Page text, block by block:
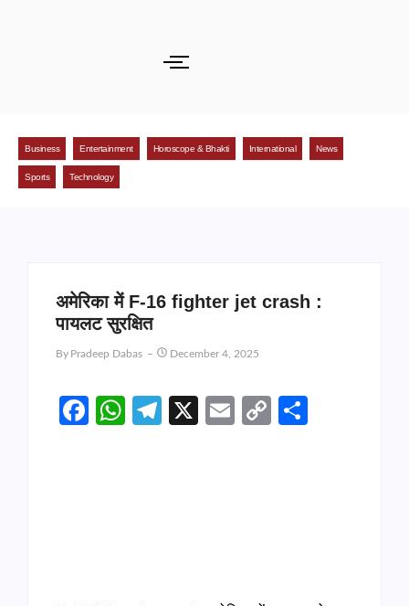
Business Entertainment Horoscope & Bhakti International News
Sports Technology
अमेरिका में F-16 fighter jet crash :
पायलट सुरक्षित
By Pradeep Dabas December 4, 2025
Facebook
WhatsApp
Telegram
X EmailCopy